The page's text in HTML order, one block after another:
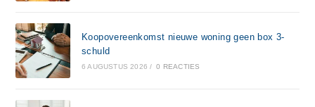
Koopovereenkomst nieuwe woning geen box 3-
schuld
6 AUGUSTUS 2026 / 0 REACTIES